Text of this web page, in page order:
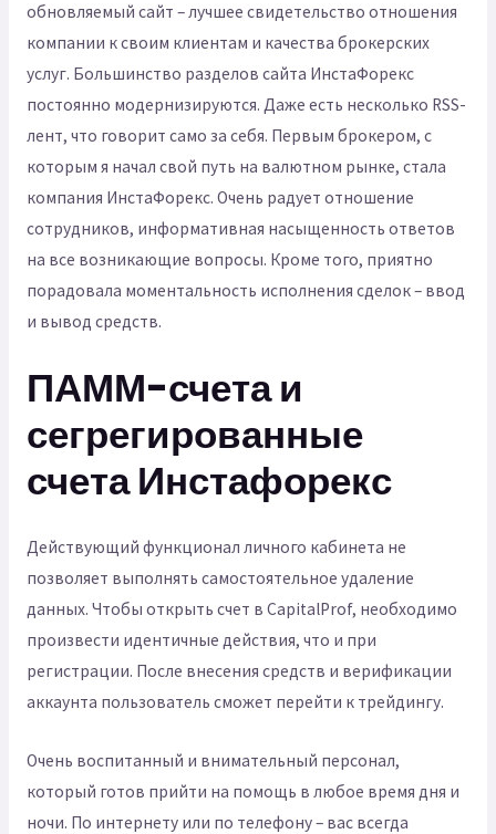
обновляемый сайт – лучшее свидетельство отношения
компании к своим клиентам и качества брокерских
услуг. Большинство разделов сайта ИнстаФорекс
постоянно модернизируются. Даже есть несколько RSS-
лент, что говорит само за себя. Первым брокером, с
которым я начал свой путь на валютном рынке, стала
компания ИнстаФорекс. Очень радует отношение
сотрудников, информативная насыщенность ответов
на все возникающие вопросы. Кроме того, приятно
порадовала моментальность исполнения сделок – ввод
и вывод средств.
ПАММ-счета и
сегрегированные
счета Инстафорекс
Действующий функционал личного кабинета не
позволяет выполнять самостоятельное удаление
данных. Чтобы открыть счет в CapitalProf, необходимо
произвести идентичные действия, что и при
регистрации. После внесения средств и верификации
аккаунта пользователь сможет перейти к трейдингу.
Очень воспитанный и внимательный персонал,
который готов прийти на помощь в любое время дня и
ночи. По интернету или по телефону – вас всегда